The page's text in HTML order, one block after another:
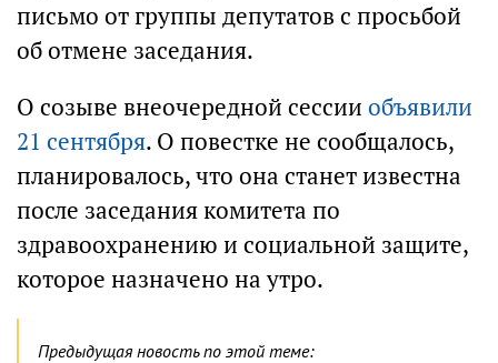
письмо от группы депутатов с просьбой
об отмене заседания.
О созыве внеочередной сессии объявили
21 сентября. О повестке не сообщалось,
планировалось, что она станет известна
после заседания комитета по
здравоохранению и социальной защите,
которое назначено на утро.
Предыдущая новость по этой теме: